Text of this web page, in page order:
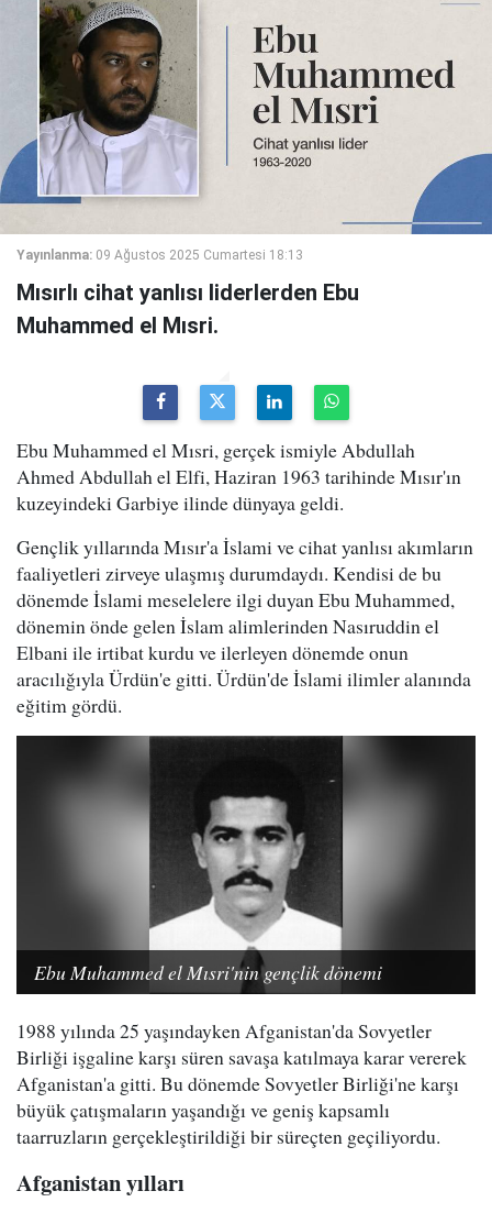
Yayınlanma: 09 Ağustos 2025 Cumartesi 18:13
Mısırlı cihat yanlısı liderlerden Ebu
Muhammed el Mısri.
Ebu Muhammed el Mısri, gerçek ismiyle Abdullah
Ahmed Abdullah el Elfi, Haziran 1963 tarihinde Mısır'ın
kuzeyindeki Garbiye ilinde dünyaya geldi.
Gençlik yıllarında Mısır'a İslami ve cihat yanlısı akımların
faaliyetleri zirveye ulaşmış durumdaydı. Kendisi de bu
dönemde İslami meselelere ilgi duyan Ebu Muhammed,
dönemin önde gelen İslam alimlerinden Nasıruddin el
Elbani ile irtibat kurdu ve ilerleyen dönemde onun
aracılığıyla Ürdün'e gitti. Ürdün'de İslami ilimler alanında
eğitim gördü.
Ebu Muhammed el Mısri'nin gençlik dönemi
1988 yılında 25 yaşındayken Afganistan'da Sovyetler
Birliği işgaline karşı süren savaşa katılmaya karar vererek
Afganistan'a gitti. Bu dönemde Sovyetler Birliği'ne karşı
büyük çatışmaların yaşandığı ve geniş kapsamlı
taarruzların gerçekleştirildiği bir süreçten geçiliyordu.
Afganistan yılları